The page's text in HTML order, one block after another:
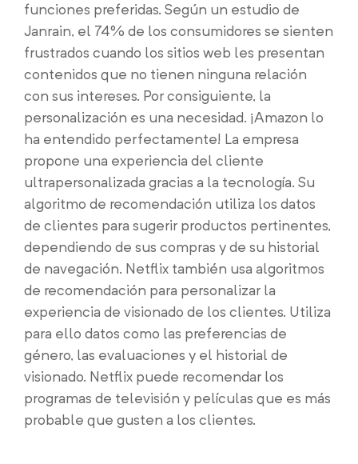
funciones preferidas. Según un estudio de
Janrain, el 74% de los consumidores se sienten
frustrados cuando los sitios web les presentan
contenidos que no tienen ninguna relación
con sus intereses. Por consiguiente, la
personalización es una necesidad. ¡Amazon lo
ha entendido perfectamente! La empresa
propone una experiencia del cliente
ultrapersonalizada gracias a la tecnología. Su
algoritmo de recomendación utiliza los datos
de clientes para sugerir productos pertinentes,
dependiendo de sus compras y de su historial
de navegación. Netflix también usa algoritmos
de recomendación para personalizar la
experiencia de visionado de los clientes. Utiliza
para ello datos como las preferencias de
género, las evaluaciones y el historial de
visionado. Netflix puede recomendar los
programas de televisión y películas que es más
probable que gusten a los clientes.